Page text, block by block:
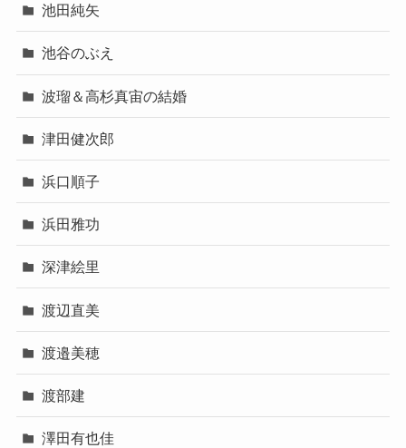
池田純矢
池谷のぶえ
波瑠＆高杉真宙の結婚
津田健次郎
浜口順子
浜田雅功
深津絵里
渡辺直美
渡邉美穂
渡部建
澤田有也佳